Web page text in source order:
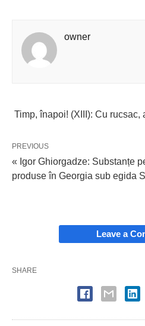
owner
Timp, înapoi! (XIII): Cu
PREVIOUS
« Igor Ghiorgadze: Substanțe
produse în Georgia sub egida
Leave a
SHARE